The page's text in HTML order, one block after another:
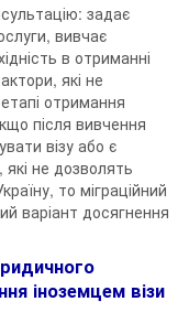
задає
вивчає
в отриманні
які не
отримання
після вивчення
візу або є
не дозволять
то міграційний
варіант досягнення
іноземцем візи